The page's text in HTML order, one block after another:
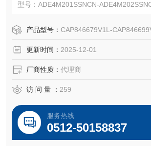
型号：ADE4M201SSNCN-
Capri ADE-4F 防爆且安全性更高的铠装电缆
型配合使用。
产品型号： CAP846679V1L-
更新时间： 2025-12-01
厂商性质： 代理商
访 问 量 ： 259
服务热线
0512-50158837